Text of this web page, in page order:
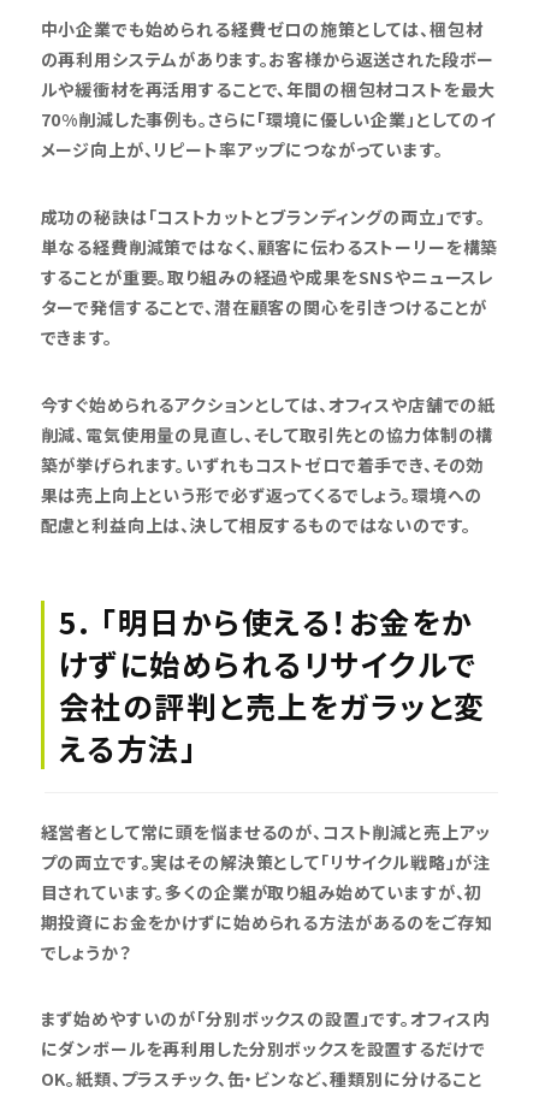
中小企業でも始められる経費ゼロの施策としては、梱包材
の再利用システムがあります。お客様から返送された段ボー
ルや緩衝材を再活用することで、年間の梱包材コストを最大
70%削減した事例も。さらに「環境に優しい企業」としてのイ
メージ向上が、リピート率アップにつながっています。
成功の秘訣は「コストカットとブランディングの両立」です。
単なる経費削減策ではなく、顧客に伝わるストーリーを構築
することが重要。取り組みの経過や成果をSNSやニュースレ
ターで発信することで、潜在顧客の関心を引きつけることが
できます。
今すぐ始められるアクションとしては、オフィスや店舗での紙
削減、電気使用量の見直し、そして取引先との協力体制の構
築が挙げられます。いずれもコストゼロで着手でき、その効
果は売上向上という形で必ず返ってくるでしょう。環境への
配慮と利益向上は、決して相反するものではないのです。
5. 「明日から使える！お金をか
けずに始められるリサイクルで
会社の評判と売上をガラッと変
える方法」
経営者として常に頭を悩ませるのが、コスト削減と売上アッ
プの両立です。実はその解決策として「リサイクル戦略」が注
目されています。多くの企業が取り組み始めていますが、初
期投資にお金をかけずに始められる方法があるのをご存知
でしょうか？
まず始めやすいのが「分別ボックスの設置」です。オフィス内
にダンボールを再利用した分別ボックスを設置するだけで
OK。紙類、プラスチック、缶・ビンなど、種類別に分けること